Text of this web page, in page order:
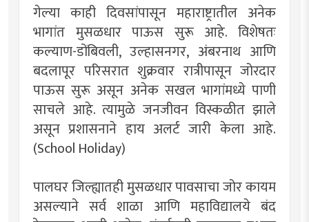
गेल्या काही दिवसांपासून महाराष्ट्रातील अनेक
भागांत मुसळधार पाऊस सुरू आहे. विशेषतः
कल्याण-डोंबिवली, उल्हासनगर, अंबरनाथ आणि
बदलापूर परिसरात शुक्रवार रात्रीपासून जोरदार
पाऊस सुरू असून अनेक सखल भागांमध्ये पाणी
साचले आहे. त्यामुळे जनजीवन विस्कळीत झाले
असून प्रशासनाने हाय अलर्ट जारी केला आहे.
(School Holiday)
पालघर जिल्ह्यातही मुसळधार पावसाचा जोर कायम
असल्याने सर्व शाळा आणि महाविद्यालये बंद